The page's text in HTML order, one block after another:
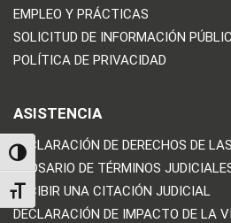
TOGGLE HIGH CONTRAST
TOGGLE FONT SIZE
EMPLEO Y PRÁCTICAS
SOLICITUD DE INFORMACIÓN
POLÍTICA DE PRIVACIDAD
ASISTENCIA
DECLARACIÓN DE DERECHOS DE
GLOSARIO DE TÉRMINOS
RECIBIR UNA CITACIÓN JUDICIAL
DECLARACIÓN DE IMPACTO DE LA